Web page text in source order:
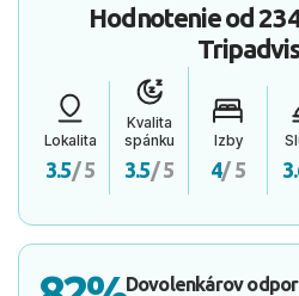
Hodnotenie od
Lokalita
3.5/ 5
Kvalita
spánku
3.5/ 5
Izby
4/ 5
Dovolenkárov